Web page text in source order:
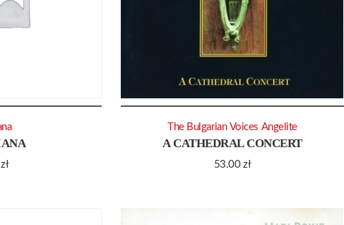
zł
A CATHEDRAL CONCERT
53.00zł
The Bulgarian Voices Angelite